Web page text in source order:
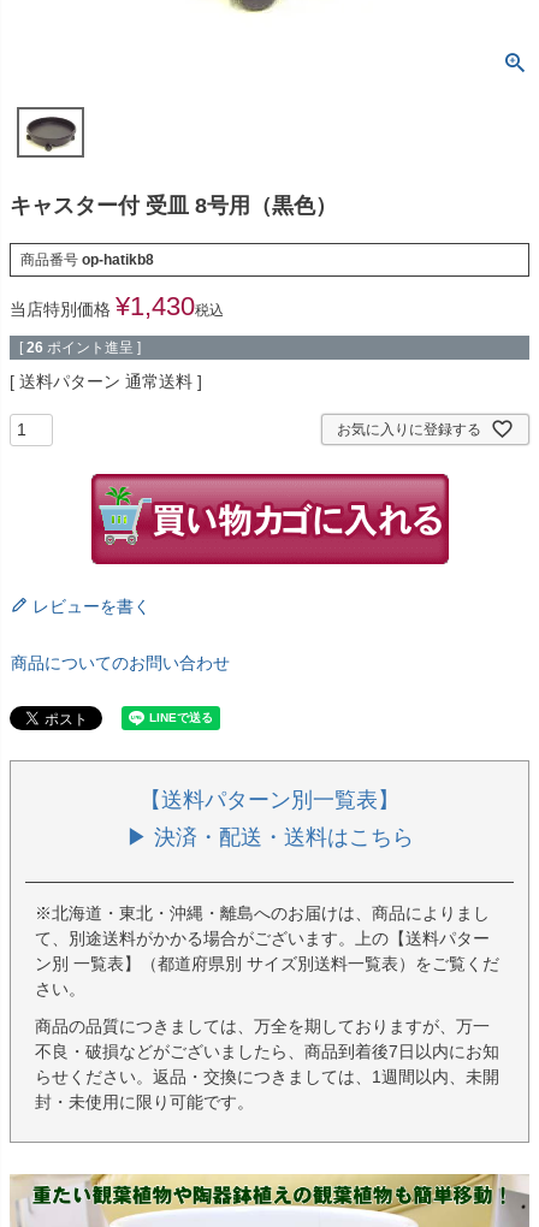
キャスター付 受皿 8号用（黒色）
商品番号 op-hatikb8
当店特別価格 ¥1,430税込
[ 26 ポイント進呈 ]
送料パターン 通常送料
お気に入りに登録する
レビューを書く
商品についてのお問い合わせ
【送料パターン別一覧表】
▶ 決済・配送・送料はこちら
※北海道・東北・沖縄・離島へのお届けは、商品によりまし
て、別途送料がかかる場合がございます。上の【送料パター
ン別 一覧表】（都道府県別 サイズ別送料一覧表）をご覧くだ
さい。
商品の品質につきましては、万全を期しておりますが、万一
不良・破損などがございましたら、商品到着後7日以内にお知
らせください。返品・交換につきましては、1週間以内、未開
封・未使用に限り可能です。